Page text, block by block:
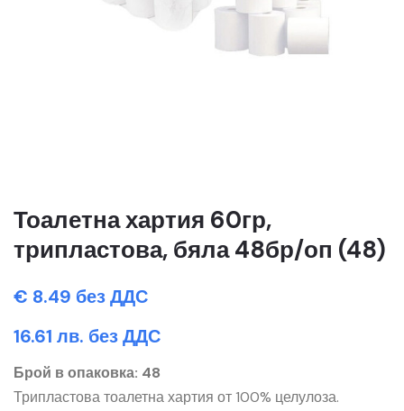
Тоалетна хартия 60гр,
трипластова, бяла 48бр/оп (48)
€ 8.49 без ДДС
16.61 лв. без ДДС
Брой в опаковка: 48
Трипластова тоалетна хартия от 100% целулоза.